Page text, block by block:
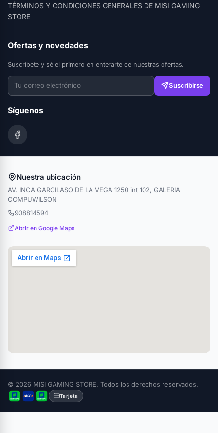
TÉRMINOS Y CONDICIONES GENERALES DE MISI GAMING
STORE
Ofertas y novedades
Suscríbete y sé el primero en enterarte de nuestras ofertas.
Suscribirse
Síguenos
Nuestra ubicación
AV. INCA GARCILASO DE LA VEGA 1250 int 102, GALERIA
COMPUWILSON
908814594
Abrir en Google Maps
© 2026 MISI GAMING STORE. Todos los derechos reservados.
Tarjeta